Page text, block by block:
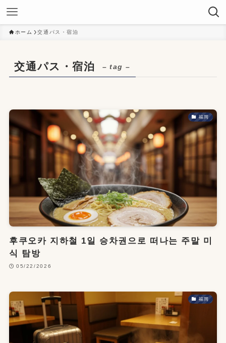
ホーム 交通パス・宿泊
交通パス・宿泊 – tag –
福岡
후쿠오카 지하철 1일 승차권으로 떠나는 주말 미
식 탐방
05/22/2026
福岡